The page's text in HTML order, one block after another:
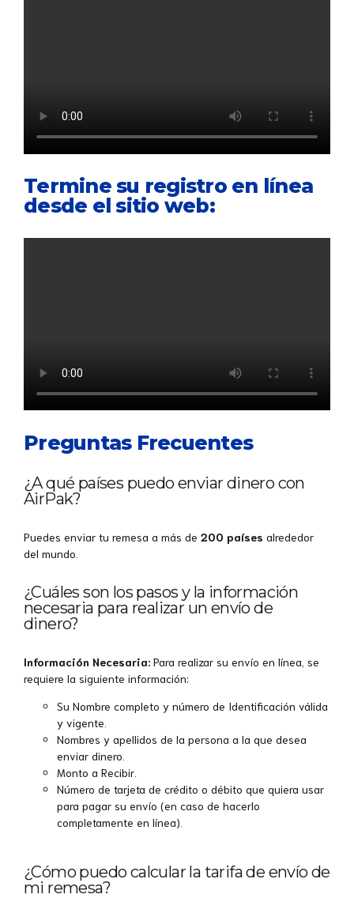
Termine su registro en línea
desde el sitio web:
Preguntas Frecuentes
¿A qué países puedo enviar dinero con
AirPak?
Puedes enviar tu remesa a más de 200 países alrededor
del mundo.
¿Cuáles son los pasos y la información
necesaria para realizar un envío de
dinero?
Información Necesaria: Para realizar su envío en línea, se
requiere la siguiente información:
Su Nombre completo y número de Identificación válida
y vigente.
Nombres y apellidos de la persona a la que desea
enviar dinero.
Monto a Recibir.
Número de tarjeta de crédito o débito que quiera usar
para pagar su envío (en caso de hacerlo
completamente en línea).
¿Cómo puedo calcular la tarifa de envío de
mi remesa?